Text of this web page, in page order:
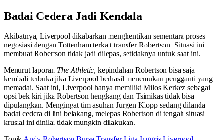
Badai Cedera Jadi Kendala
Akibatnya, Liverpool dikabarkan menghentikan sementara proses
negosiasi dengan Tottenham terkait transfer Robertson. Situasi ini
membuat Robertson tidak jadi dilepas, setidaknya untuk saat ini.
Menurut laporan The Athletic, kepindahan Robertson bisa saja
kembali terbuka jika Liverpool berhasil menemukan pengganti yang
memadai. Saat ini, Liverpool hanya memiliki Milos Kerkez sebagai
opsi bek kiri jika Robertson hengkang dan Tsimikas tidak bisa
dipulangkan. Mengingat tim asuhan Jurgen Klopp sedang dilanda
badai cedera di lini belakang, melepas Robertson di tengah situasi
krusial ini dinilai tidak mungkin dilakukan.